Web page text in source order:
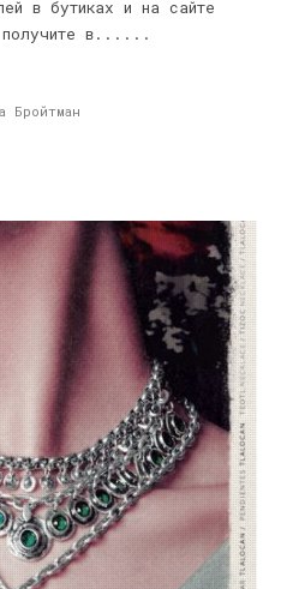
в бутиках и на сайте
получите в......
Бройтман